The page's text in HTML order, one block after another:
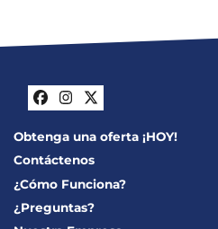
Facebook
Instagram
Twitter
Obtenga una oferta ¡HOY!
Contáctenos
¿Cómo Funciona?
¿Preguntas?